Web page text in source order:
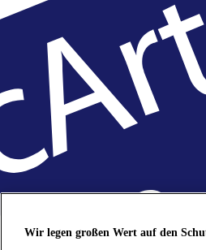
Wir legen großen Wert auf den